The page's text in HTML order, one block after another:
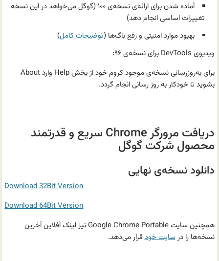
آماده شدن برای ارائه‌ی نسخه‌ی ۱۰۰ (گوگل می‌خواهد در این نسخه
تغییرات اساسی انجام دهد)
بهبود موارد امنیتی و رفع باگ‌ها (توضیحات کامل)
ویدیوی DevTools برای نسخه‌ی ۹۶:
برای به‌روزرسانی نسخه‌ی موجود کروم خود از بخش Help‌ وارد About
بشوید تا خودکار به روز رسانی انجام گردد.
دریافت مرورگر Chrome سریع و قدرتمند
محصول شرکت گوگل
دانلود نسخه‌ی نهایی
Download 32Bit Version
Download 64Bit Version
همچنین سایت Google Chrome Portable نیز لینک آفلاین آخرین
نسخه‌ها را درسایت خودقرار می‌دهد.